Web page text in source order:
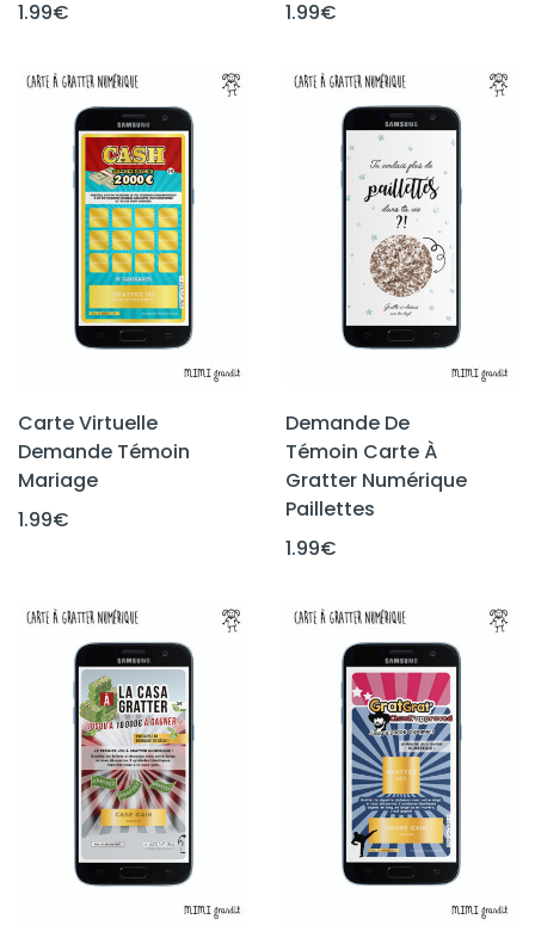
1.99€ 1.99€
Carte Virtuelle
Demande Témoin
Mariage
1.99€
Demande De
Témoin Carte À
Gratter Numérique
Paillettes
1.99€